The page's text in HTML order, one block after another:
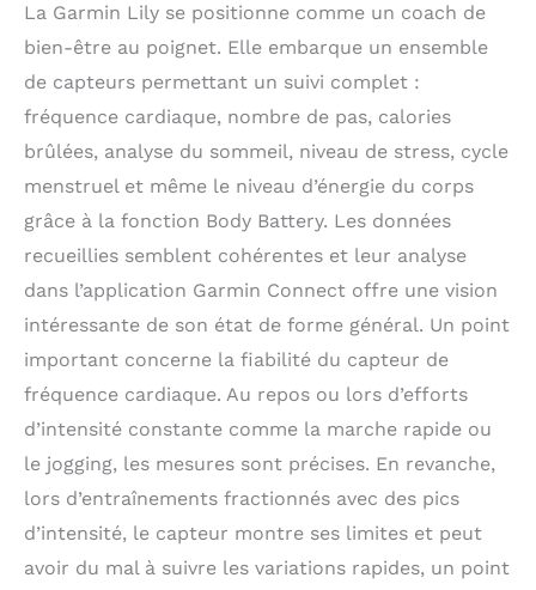
La Garmin Lily se positionne comme un coach de
bien-être au poignet. Elle embarque un ensemble
de capteurs permettant un suivi complet :
fréquence cardiaque, nombre de pas, calories
brûlées, analyse du sommeil, niveau de stress, cycle
menstruel et même le niveau d’énergie du corps
grâce à la fonction Body Battery. Les données
recueillies semblent cohérentes et leur analyse
dans l’application Garmin Connect offre une vision
intéressante de son état de forme général. Un point
important concerne la fiabilité du capteur de
fréquence cardiaque. Au repos ou lors d’efforts
d’intensité constante comme la marche rapide ou
le jogging, les mesures sont précises. En revanche,
lors d’entraînements fractionnés avec des pics
d’intensité, le capteur montre ses limites et peut
avoir du mal à suivre les variations rapides, un point